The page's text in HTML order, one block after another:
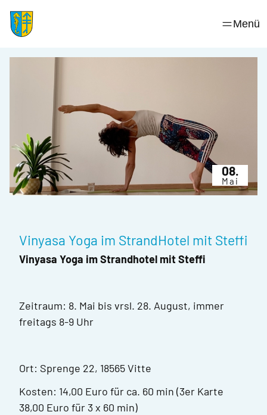
content
Menü
08.
Mai
Vinyasa Yoga im StrandHotel mit Steffi
Vinyasa Yoga im Strandhotel mit Steffi
Zeitraum: 8. Mai bis vrsl. 28. August, immer
freitags 8-9 Uhr
Ort: Sprenge 22, 18565 Vitte
Kosten: 14,00 Euro für ca. 60 min (3er Karte
38,00 Euro für 3 x 60 min)